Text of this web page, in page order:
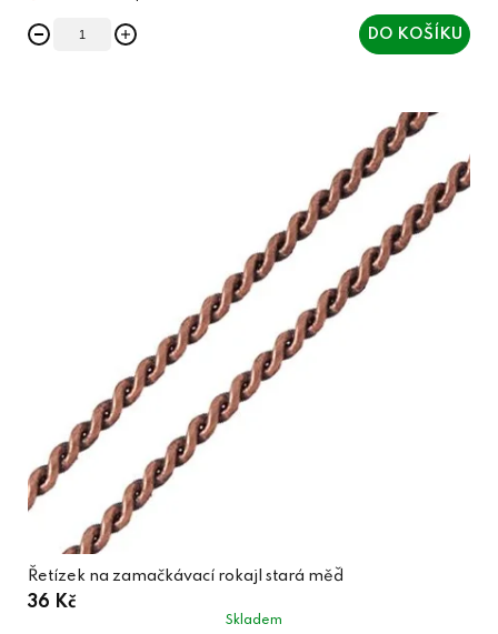
DO KOŠÍKU
Řetízek na zamačkávací rokajl stará měď
36 Kč
Skladem